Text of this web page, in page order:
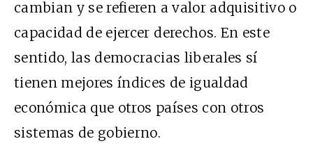
cambian y se refieren a valor adquisitivo o
capacidad de ejercer derechos. En este
sentido, las democracias liberales sí
tienen mejores índices de igualdad
económica que otros países con otros
sistemas de gobierno.